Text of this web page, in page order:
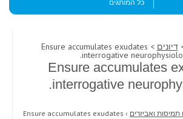
כל המותגים
דיונים > Ensure accumulates exudates
interrogative
Ensure accumulates
interrogative
תמיסות ואביזרים ›
Ensure accumulates exudates